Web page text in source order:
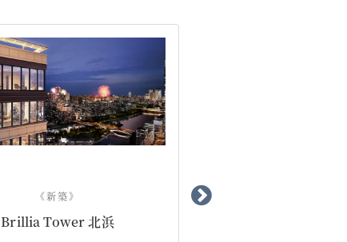
《新築》
Brillia Tower 北浜